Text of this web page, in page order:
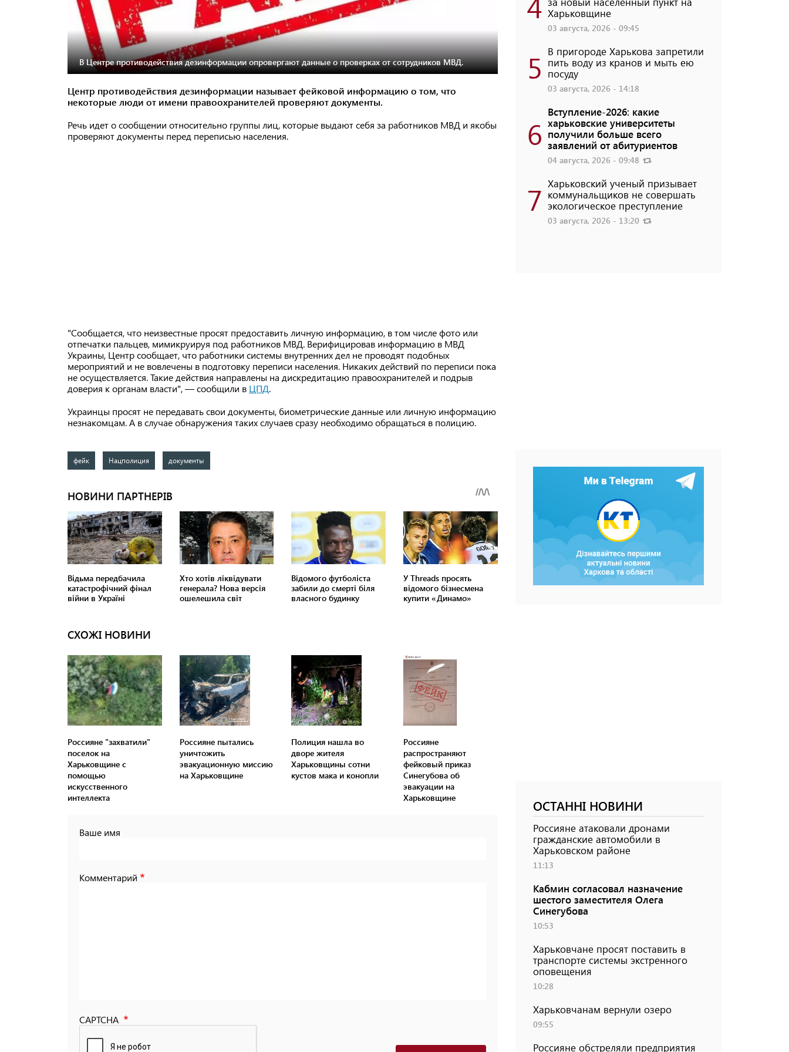
В Центре противодействия дезинформации опровергают данные о проверках от сотрудников МВД.
Центр противодействия дезинформации называет фейковой информацию о том, что
некоторые люди от имени правоохранителей проверяют документы.
Речь идет о сообщении относительно группы лиц, которые выдают себя за работников МВД и якобы
проверяют документы перед переписью населения.
"Сообщается, что неизвестные просят предоставить личную информацию, в том числе фото или
отпечатки пальцев, мимикруируя под работников МВД. Верифицировав информацию в МВД
Украины, Центр сообщает, что работники системы внутренних дел не проводят подобных
мероприятий и не вовлечены в подготовку переписи населения. Никаких действий по переписи пока
не осуществляется. Такие действия направлены на дискредитацию правоохранителей и подрыв
доверия к органам власти", — сообщили в ЦПД.
Украинцы просят не передавать свои документы, биометрические данные или личную информацию
незнакомцам. А в случае обнаружения таких случаев сразу необходимо обращаться в полицию.
фейк Нацполиция документы
СХОЖІ НОВИНИ
Россияне "захватили"
поселок на
Харьковщине с
помощью
искусственного
интеллекта
Россияне пытались
уничтожить
эвакуационную миссию
на Харьковщине
Полиция нашла во
дворе жителя
Харьковщины сотни
кустов мака и конопли
Россияне
распространяют
фейковый приказ
Синегубова об
эвакуации на
Харьковщине
Ваше имя
Комментарий
CAPTCHA
Харьковщине
03 августа, 2026 - 09:45
5 В пригороде Харькова запретили
пить воду из кранов и мыть ею
посуду
03 августа, 2026 - 14:18
6
Вступление-2026: какие
харьковские университеты
получили больше всего
заявлений от абитуриентов
04 августа, 2026 - 09:48
7 Харьковский ученый призывает
коммунальщиков не совершать
экологическое преступление
03 августа, 2026 - 13:20
ОСТАННІ НОВИНИ
Россияне атаковали дронами
гражданские автомобили в
Харьковском районе
11:13
Кабмин согласовал назначение
шестого заместителя Олега
Синегубова
10:53
Харьковчане просят поставить в
транспорте системы экстренного
оповещения
10:28
Харьковчанам вернули озеро
09:55
Россияне обстреляли предприятия